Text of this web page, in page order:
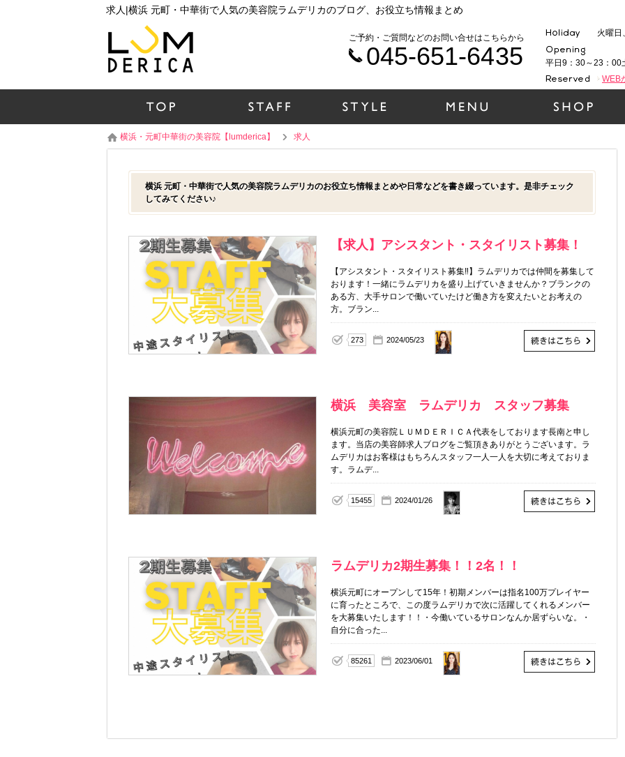
求人|横浜 元町・中華街で人気の美容院ラムデリカのブログ、お役立ち情報まとめ
火曜日
平日9：30～23：00
WEB
ご予約・ご質問などのお問い合せはこちらから
045-651-6435
横浜・元町中華街の美容院【lumderica】 求人
横浜 元町・中華街で人気の美容院ラムデリカのお役立ち情報まとめや日常などを書き綴っています。是非チェック
してみてください♪
【求人】アシスタント・スタイリスト募集！
【アシスタント・スタイリスト募集‼️】ラムデリカでは仲間を募集して
おります！一緒にラムデリカを盛り上げていきませんか？ブランクの
ある方、大手サロンで働いていたけど働き方を変えたいとお考えの
方。ブラン...
273 2024/05/23 YUKA
横浜 美容室 ラムデリカ スタッフ募集
横浜元町の美容院ＬＵＭＤＥＲＩＣＡ代表をしております長南と申し
ます。当店の美容師求人ブログをご覧頂きありがとうございます。ラ
ムデリカはお客様はもちろんスタッフ一人一人を大切に考えておりま
す。ラムデ...
15455 2024/01/26
【代
表】
長南
ラムデリカ2期生募集！！2名！！
横浜元町にオープンして15年！初期メンバーは指名100万プレイヤー
に育ったところで、この度ラムデリカで次に活躍してくれるメンバー
を大募集いたします！！・今働いているサロンなんか居ずらいな。・
自分に合った...
85261 2023/06/01 YUKA